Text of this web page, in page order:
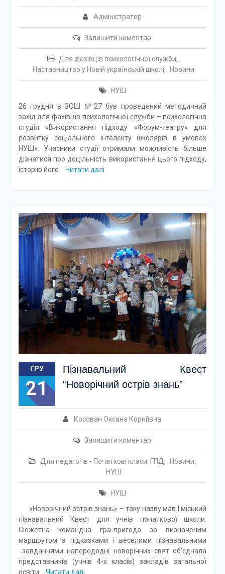
Адміністратор
Залишити коментар
Для фахівців психологічної служби,
Наставництво у Новій українській школі, Новини
НУШ
26 грудня в ЗОШ №27 був проведений методичний
захід для фахівців психологічної служби – психологічна
студія «Використання підходу «Форум-театру» для
розвитку соціального інтелекту школярів в умовах
НУШ». Учасники студії отримали можливість більше
дізнатися про доцільність використання цього підходу,
історію його
Читати далі
ГРУ
21
Пізнавальний Квест
“Новорічний острів знань”
Косован Оксана Корніївна
Залишити коментар
Для педагогів - Початкові класи, ГПД, Новини,
НУШ
НУШ
«Новорічний острів знань» – таку назву мав І міський
пізнавальний Квест для учнів початкової школи.
Сюжетна командна гра-пригода за визначеним
маршрутом з підказками і веселими пізнавальними
завданнями напередодні новорічних свят об’єднала
представників (учнів 4-х класів) закладів загальної
освіти
Читати далі